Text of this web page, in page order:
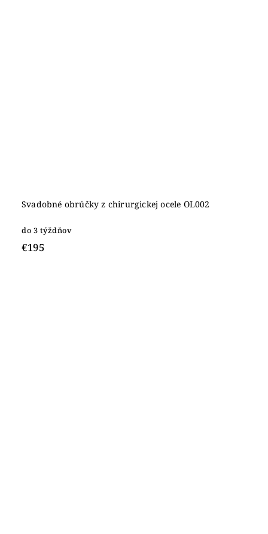
Svadobné obrúčky z chirurgickej ocele OL002
do 3 týždňov
€195